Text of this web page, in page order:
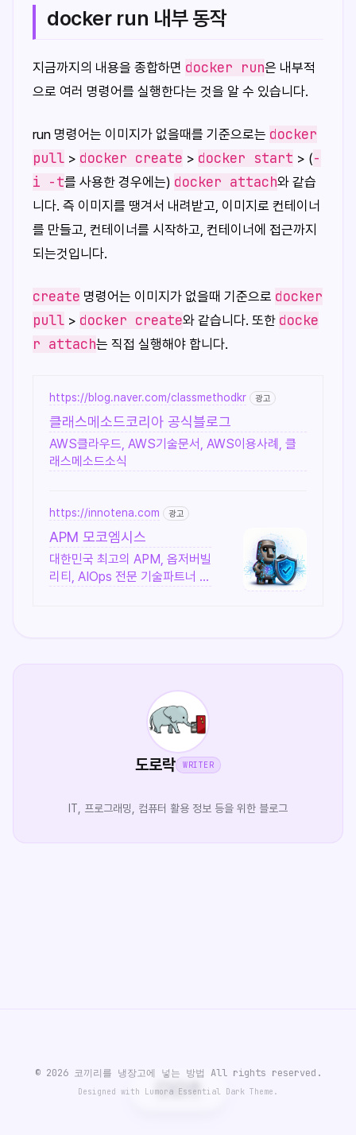
docker run 내부 동작
지금까지의 내용을 종합하면 docker run은 내부적
으로 여러 명령어를 실행한다는 것을 알 수 있습니다.
run 명령어는 이미지가 없을때를 기준으로는 docker
pull > docker create > docker start > (-
i -t를 사용한 경우에는) docker attach와 같습
니다. 즉 이미지를 땡겨서 내려받고, 이미지로 컨테이너
를 만들고, 컨테이너를 시작하고, 컨테이너에 접근까지
되는것입니다.
create 명령어는 이미지가 없을때 기준으로 docker
pull > docker create와 같습니다. 또한 docke
r attach는 직접 실행해야 합니다.
https://blog.naver.com/classmethodkr 광고
클래스메소드코리아 공식블로그
AWS클라우드, AWS기술문서, AWS이용사례, 클
래스메소드소식
https://innotena.com 광고
APM 모코엠시스
대한민국 최고의 APM, 옵저버빌
리티, AIOps 전문 기술파트너 모
도로락 WRITER
IT, 프로그래밍, 컴퓨터 활용 정보 등을 위한 블로그
© 2026 코끼리를 냉장고에 넣는 방법 All rights reserved.
Designed with Lumora Essential Dark Theme.